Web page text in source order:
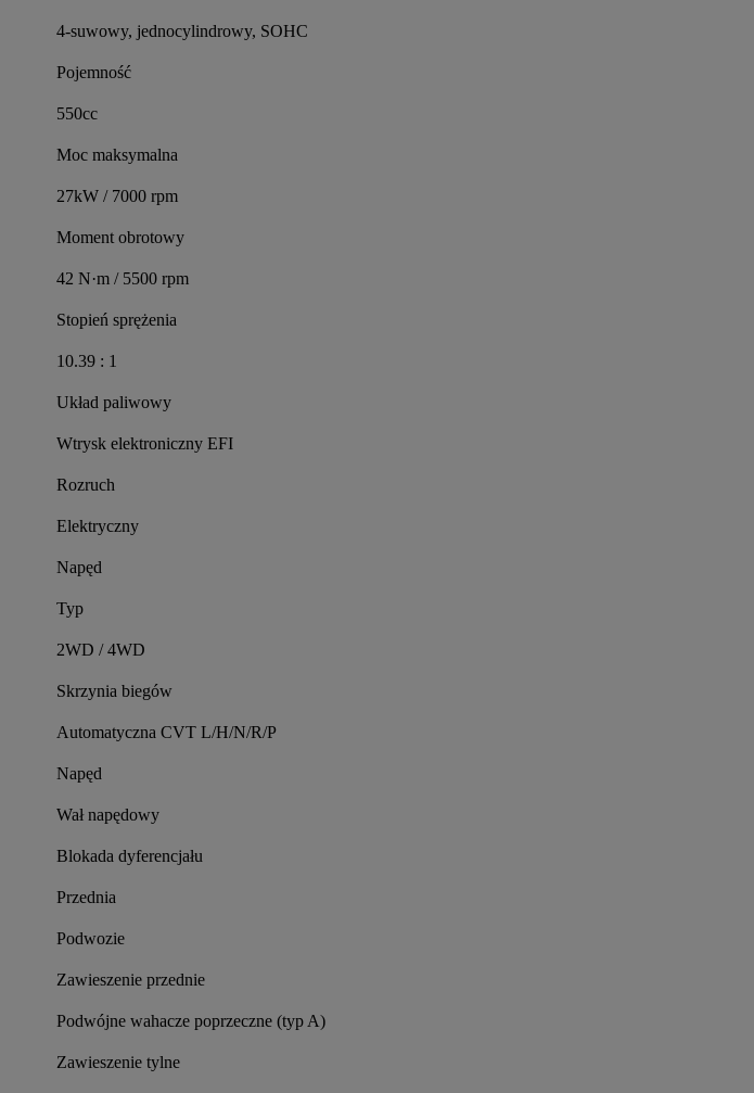
4-suwowy, jednocylindrowy, SOHC
Pojemność
550cc
Moc maksymalna
27kW / 7000 rpm
Moment obrotowy
42 N·m / 5500 rpm
Stopień sprężenia
10.39 : 1
Układ paliwowy
Wtrysk elektroniczny EFI
Rozruch
Elektryczny
Napęd
Typ
2WD / 4WD
Skrzynia biegów
Automatyczna CVT L/H/N/R/P
Napęd
Wał napędowy
Blokada dyferencjału
Przednia
Podwozie
Zawieszenie przednie
Podwójne wahacze poprzeczne (typ A)
Zawieszenie tylne